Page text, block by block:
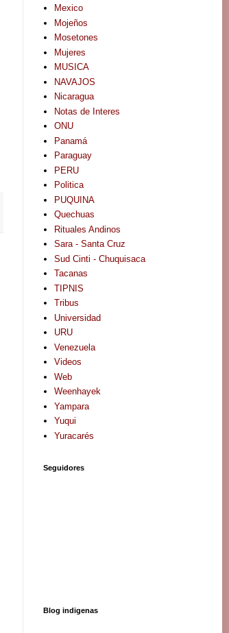
Mexico
Mojeños
Mosetones
Mujeres
MUSICA
NAVAJOS
Nicaragua
Notas de Interes
ONU
Panamá
Paraguay
PERU
Politica
PUQUINA
Quechuas
Rituales Andinos
Sara - Santa Cruz
Sud Cinti - Chuquisaca
Tacanas
TIPNIS
Tribus
Universidad
URU
Venezuela
Videos
Web
Weenhayek
Yampara
Yuqui
Yuracarés
Seguidores
Blog indigenas